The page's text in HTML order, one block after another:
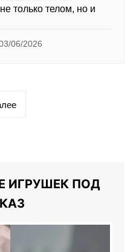
только телом, но и
06/2026
ИГРУШЕК ПОД